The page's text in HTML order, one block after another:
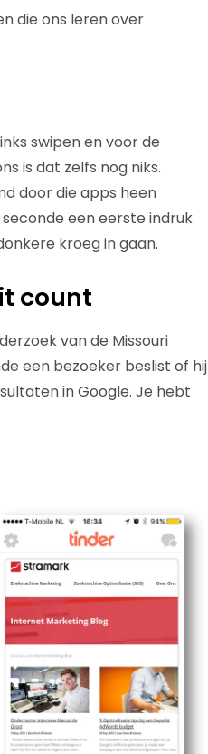
die ons leren over
swipen en voor de
is dat zelfs nog niks.
door die apps heen
een eerste indruk
kroeg in gaan.
count
van de Missouri
een bezoeker beslist of hij
in Google. Je hebt